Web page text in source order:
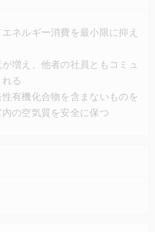
業員の生産性と創造性を高め
ネルギー消費を最小限に抑え
増え、他者の社員ともコミュ
る
有機化合物を含まないものを
の空気質を安全に保つ